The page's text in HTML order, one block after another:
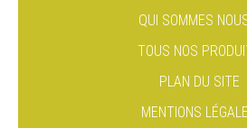
QUI SOMMES
TOUS NOS
PLAN DU SITE
MENTIONS